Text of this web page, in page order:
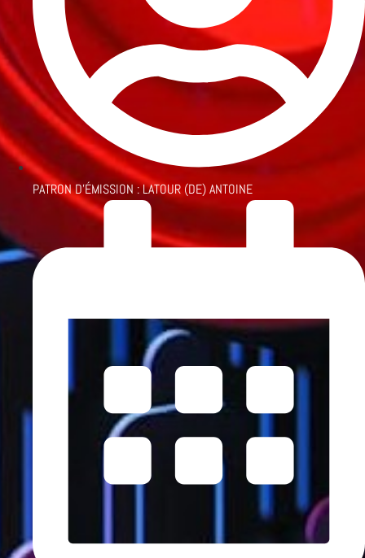
PATRON D'ÉMISSION :LATOUR (DE) ANTOINE